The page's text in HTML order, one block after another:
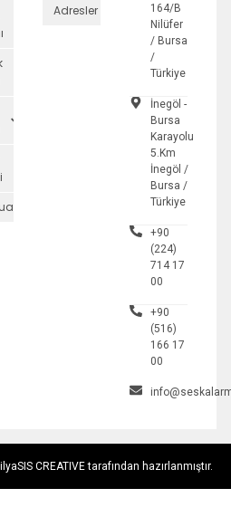
Adresler
164/B
Nilüfer
/ Bursa
/
Türkiye
İnegöl -
Bursa
Karayolu
5.Km
İnegöl /
Bursa /
Türkiye
+90
(224)
714 17
00
+90
(516)
166 17
00
SIS CREATIVE tarafından hazırlanmıştır.